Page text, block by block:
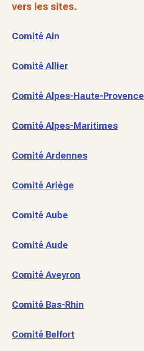
vers les sites.
Comité Ain
Comité Allier
Comité Alpes-Haute-Provence
Comité Alpes-Maritimes
Comité Ardennes
Comité Ariège
Comité Aube
Comité Aude
Comité Aveyron
Comité Bas-Rhin
Comité Belfort